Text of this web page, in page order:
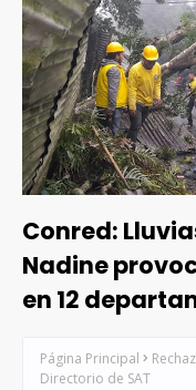
Conred:
Nadine
en 12
Página Principal
Directorio de SAT